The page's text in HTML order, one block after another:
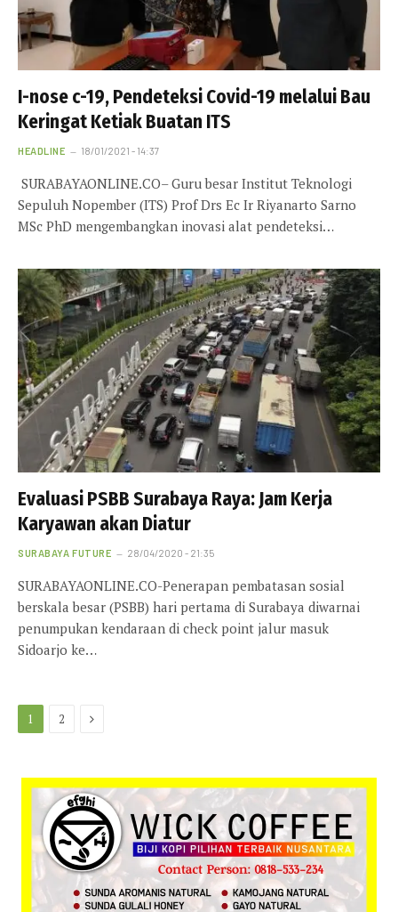
I-nose c-19, Pendeteksi Covid-19 melalui Bau
Keringat Ketiak Buatan ITS
HEADLINE 18/01/2021 - 14:37
SURABAYAONLINE.CO– Guru besar Institut Teknologi
Sepuluh Nopember (ITS) Prof Drs Ec Ir Riyanarto Sarno
MSc PhD mengembangkan inovasi alat pendeteksi…
Evaluasi PSBB Surabaya Raya: Jam Kerja
Karyawan akan Diatur
SURABAYA FUTURE 28/04/2020 - 21:35
SURABAYAONLINE.CO-Penerapan pembatasan sosial
berskala besar (PSBB) hari pertama di Surabaya diwarnai
penumpukan kendaraan di check point jalur masuk
Sidoarjo ke…
1 2 Next